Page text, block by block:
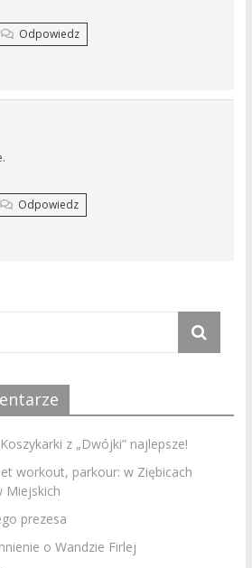
Odpowiedz
Odpowiedz
Koszykarki z „Dwójki” najlepsze!
workout, parkour: w Ziębicach
Miejskich
prezesa
o Wandzie Firlej